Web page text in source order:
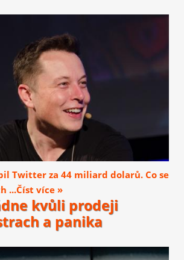
Twitter za 44 miliard dolarů. Co se
...Číst více »
kvůli prodeji
a panika